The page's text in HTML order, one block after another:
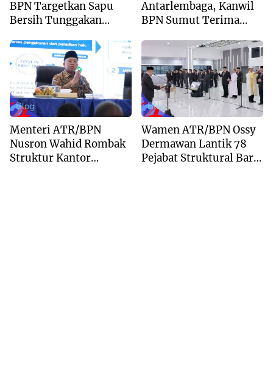
BPN Targetkan Sapu
Bersih Tunggakan
Kepastian Waktu
Layanan
Antarlembaga, Kanwil
BPN Sumut Terima
Peninggalan
Blog
Menteri ATR/BPN
Nusron Wahid Rombak
Struktur Kantor
Blog
Wamen ATR/BPN Ossy
Dermawan Lantik 78
Pejabat Struktural Baru